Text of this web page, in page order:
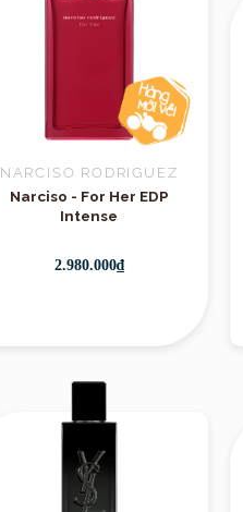
NARCISO RODRIGUEZ
Narciso - For Her EDP
Intense
2.980.000₫